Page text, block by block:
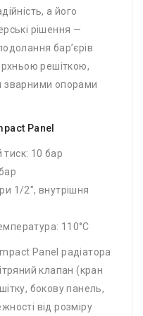
а його
рішення —
бар’єрів
решіткою,
зварними опорами
Panel
10 бар
1/2″, внутрішня
110°C
Panel радіатора
клапан (кран
бокову панель,
від розміру